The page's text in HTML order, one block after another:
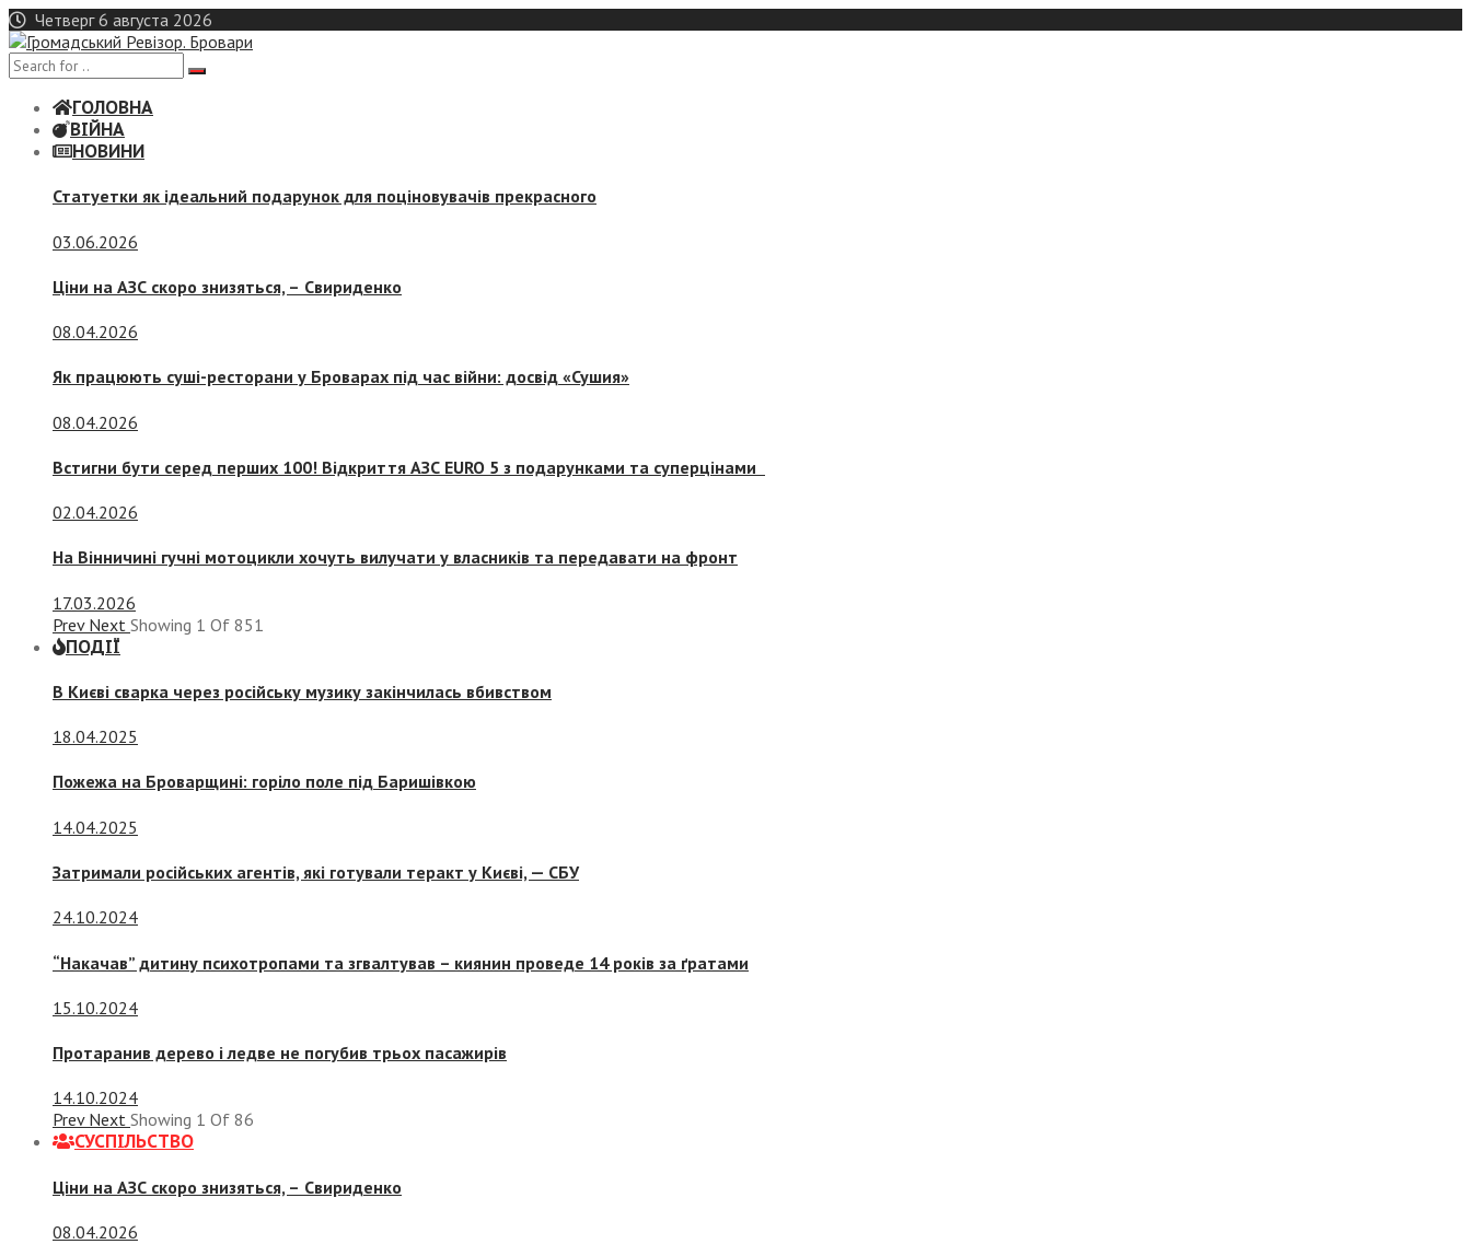
Skip
to
content
Четверг 6 августа 2026
ГОЛОВНА
ВІЙНА
НОВИНИ
Статуетки як ідеальний подарунок для поціновувачів прекрасного
03.06.2026
Ціни на АЗС скоро знизяться, – Свириденко
08.04.2026
Як працюють суші-ресторани у Броварах під час війни: досвід «Сушия»
08.04.2026
Встигни бути серед перших 100! Відкриття АЗС EURO 5 з подарунками та суперцінами
02.04.2026
На Вінничині гучні мотоцикли хочуть вилучати у власників та передавати на фронт
17.03.2026
Prev Next Showing 1 Of 851
ПОДІЇ
В Києві сварка через російську музику закінчилась вбивством
18.04.2025
Пожежа на Броварщині: горіло поле під Баришівкою
14.04.2025
Затримали російських агентів, які готували теракт у Києві, — СБУ
24.10.2024
“Накачав” дитину психотропами та згвалтував – киянин проведе 14 років за ґратами
15.10.2024
Протаранив дерево і ледве не погубив трьох пасажирів
14.10.2024
Prev Next Showing 1 Of 86
СУСПIЛЬСТВО
Ціни на АЗС скоро знизяться, – Свириденко
08.04.2026